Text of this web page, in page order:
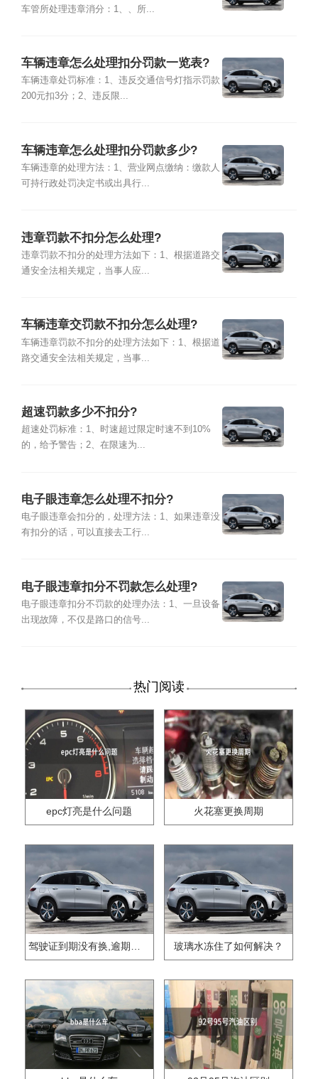
车管所处理违章消分：1、、所...
车辆违章怎么处理扣分罚款一览表?
车辆违章处罚标准：1、违反交通信号灯指示罚款
200元扣3分；2、违反限...
车辆违章怎么处理扣分罚款多少?
车辆违章的处理方法：1、营业网点缴纳：缴款人
可持行政处罚决定书或出具行...
违章罚款不扣分怎么处理?
违章罚款不扣分的处理方法如下：1、根据道路交
通安全法相关规定，当事人应...
车辆违章交罚款不扣分怎么处理?
车辆违章罚款不扣分的处理方法如下：1、根据道
路交通安全法相关规定，当事...
超速罚款多少不扣分?
超速处罚标准：1、时速超过限定时速不到10%
的，给予警告；2、在限速为...
电子眼违章怎么处理不扣分?
电子眼违章会扣分的，处理方法：1、如果违章没
有扣分的话，可以直接去工行...
电子眼违章扣分不罚款怎么处理?
电子眼违章扣分不罚款的处理办法：1、一旦设备
出现故障，不仅是路口的信号...
热门阅读
epc灯亮是什么问题 火花塞更换周期
驾驶证到期没有换,逾期怎么办?? 玻璃水冻住了如何解决？